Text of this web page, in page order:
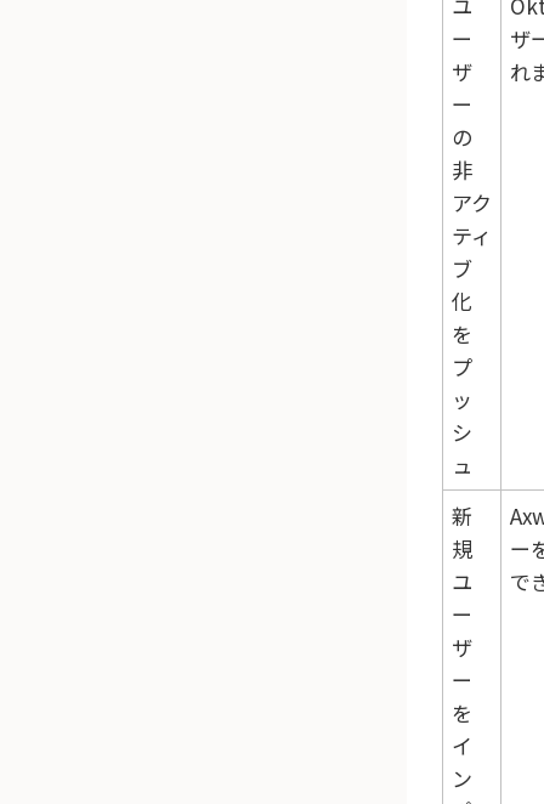
ー
ザ
ー
の
非
アク
ティ
ブ
化
を
プ
ッ
シ
ュ
ザ
れ
新
規
ユ
ー
ザ
ー
を
イ
ン
ー
で